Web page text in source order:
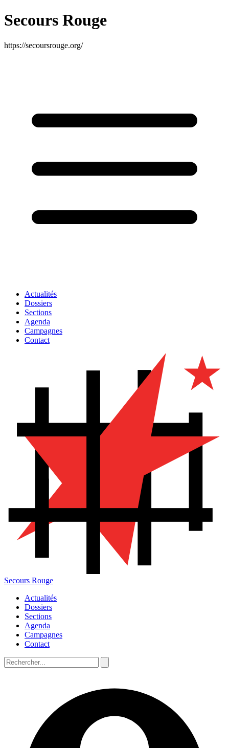
Secours Rouge
https://secoursrouge.org/
Actualités
Dossiers
Sections
Agenda
Campagnes
Contact
Secours Rouge
Actualités
Dossiers
Sections
Agenda
Campagnes
Contact